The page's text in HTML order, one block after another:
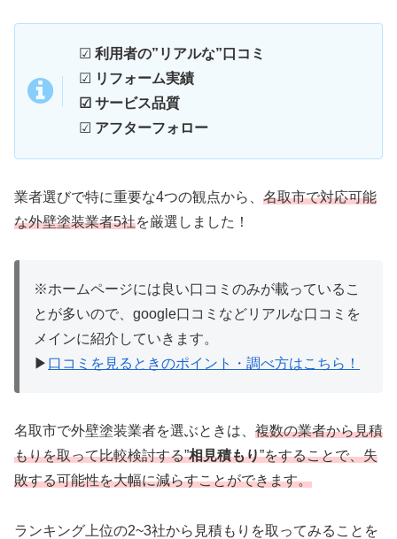
☑ 利用者の”リアルな”口コミ
☑ リフォーム実績
☑ サービス品質
☑ アフターフォロー
業者選びで特に重要な4つの観点から、 名取市で対応可能
な外壁塗装業者5社を厳選しました！
※ホームページには良い口コミのみが載っているこ
とが多いので、google口コミなどリアルな口コミを
メインに紹介していきます。
▶ 口コミを見るときのポイント・調べ方はこちら！
名取市で外壁塗装業者を選ぶときは、 複数の業者から見積
もりを取って比較検討する”相見積もり”をすることで、失
敗する可能性を大幅に減らすことができます。
ランキング上位の2~3社から見積もりを取ってみることを